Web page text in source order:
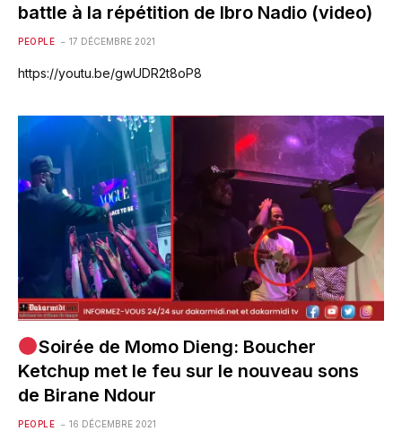
battle à la répétition de Ibro Nadio (video)
PEOPLE 17 DÉCEMBRE 2021
https://youtu.be/gwUDR2t8oP8
Soirée de Momo Dieng: Boucher
Ketchup met le feu sur le nouveau sons
de Birane Ndour
PEOPLE 16 DÉCEMBRE 2021